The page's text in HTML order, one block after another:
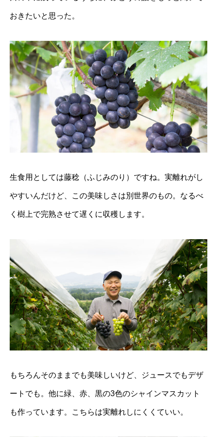
おきたいと思った。
生食用としては藤稔（ふじみのり）ですね。実離れがし
やすいんだけど、この美味しさは別世界のもの。なるべ
く樹上で完熟させて遅くに収穫します。
もちろんそのままでも美味しいけど、ジュースでもデザ
ートでも。他に緑、赤、黒の3色のシャインマスカット
も作っています。こちらは実離れしにくくていい。